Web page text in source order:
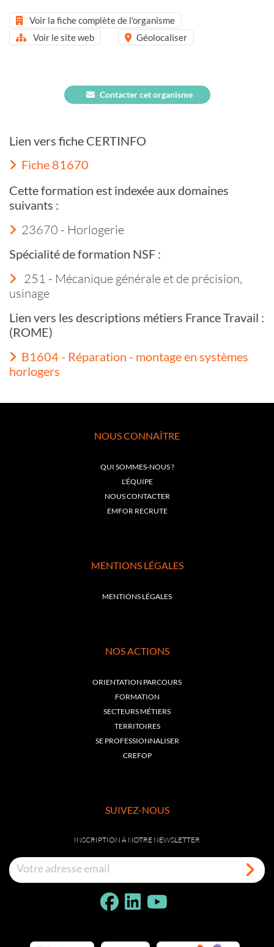
Voir la fiche complète de l'organisme
Voir le site web
Géolocaliser
Contacter cet organisme
Lien vers fiche CERTINFO
Fiche 81670
Cette formation est indexée aux domaines
suivants :
23670 - Horlogerie
Spécialité de formation NSF :
251 - Mécanique générale et de précision,
usinage
Lien vers les descriptions métiers France Travail :
(ROME)
B1604 - Réparation - montage en systèmes
horlogers
NOUS CONNAÎTRE
QUI SOMMES-NOUS ?
L'ÉQUIPE
NOUS CONTACTER
EMFOR RECRUTE
MENTIONS LÉGALES
MENTIONS LÉGALES
NOS ACTIONS
ORIENTATION PARCOURS
FORMATION
SECTEURS MÉTIERS
TERRITOIRES
SE PROFESSIONNALISER
CREFOP
SUIVEZ-NOUS
INSCRIPTION À NOTRE NEWSLETTER